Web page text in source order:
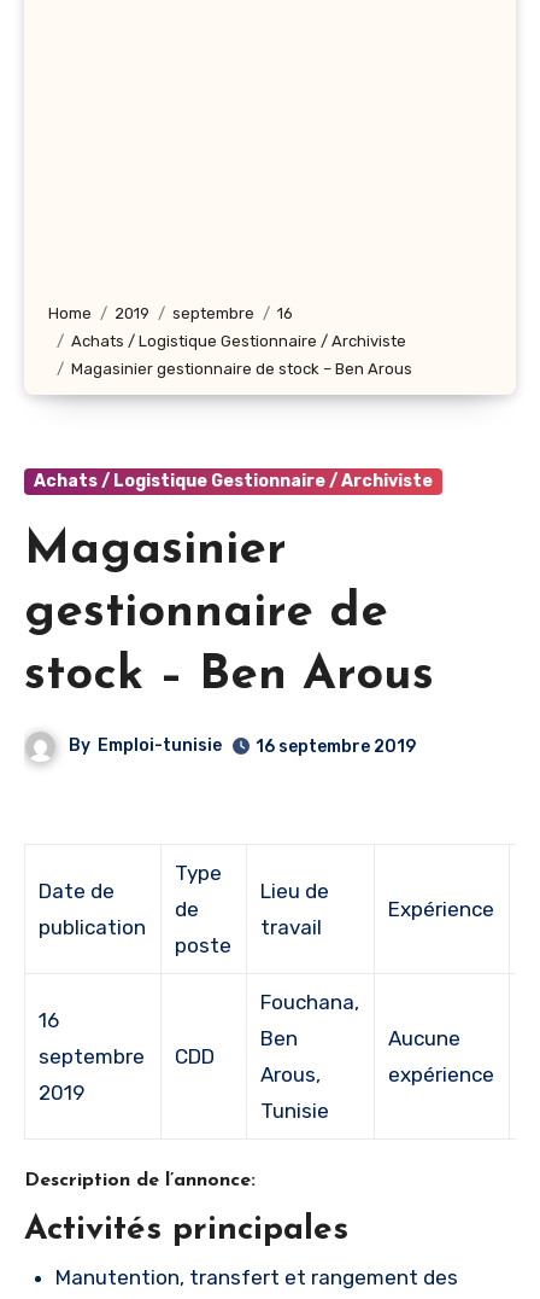
Home 2019 septembre
16
Achats / Logistique Gestionnaire / Archiviste
Magasinier gestionnaire de stock – Ben Arous
Achats / Logistique Gestionnaire / Archiviste
Magasinier
gestionnaire de
stock – Ben Arous
By Emploi-tunisie 16 septembre 2019
Date de
publication
Type
de
poste
Lieu de
travail
Expérience
16
septembre
2019
CDD
Fouchana,
Ben
Arous,
Tunisie
Aucune
expérience
Description de l’annonce:
Activités principales
Manutention, transfert et rangement des